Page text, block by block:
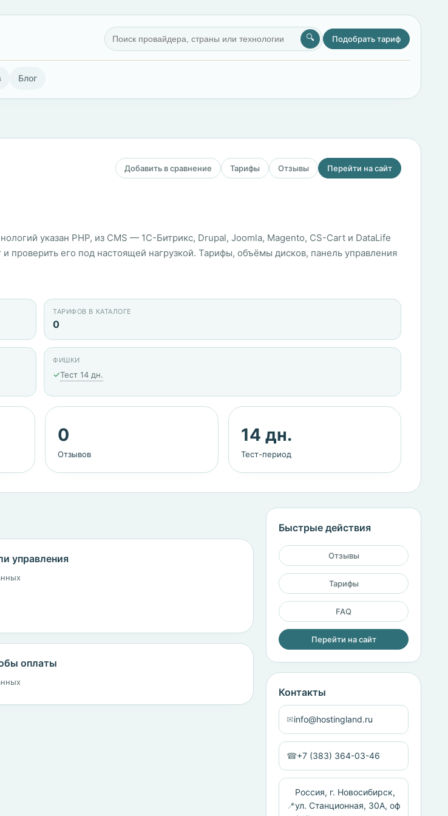
🔍 Подобрать тариф
Блог
Добавить в сравнение Тарифы Отзывы Перейти на сайт
указан PHP, из CMS — 1С-Битрикс, Drupal, Joomla, Magento, CS-Cart и DataLife
проверить его под настоящей нагрузкой. Тарифы, объёмы дисков, панель управления
ТАРИФОВ В КАТАЛОГЕ
0
ФИШКИ
✓Тест 14 дн.
0
Отзывов
14 дн.
Тест-период
управления
оплаты
Быстрые действия
Отзывы
Тарифы
FAQ
Перейти на сайт
Контакты
✉info@hostingland.ru
☎+7 (383) 364-03-46
📍
Россия, г. Новосибирск,
ул. Станционная, 30А, оф